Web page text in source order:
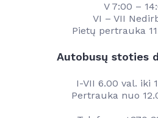
V 7:00 –
VI – VII
Pietų pertrauka
Autobusų stoties
I-VII 6.00 val. iki
Pertrauka nuo